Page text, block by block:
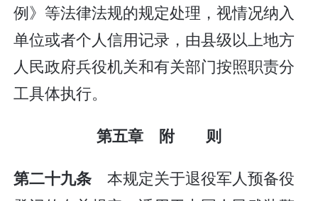
例》等法律法规的规定处理，视情况纳入
单位或者个人信用记录，由县级以上地方
人民政府兵役机关和有关部门按照职责分
工具体执行。
第五章 附 则
第二十九条 本规定关于退役军人预备役